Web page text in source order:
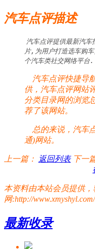
汽车点评描述
汽车点评提供最新汽
片,为用户打造选车购
个汽车类社交网络平台.
汽车点评快捷导
供，汽车点评网站
分类目录网的浏览
荐了该网站。
总的来说，汽车
通)网站。
上一篇： 返回列表 下一
本资料由本站会员提供
网:http://
最新收录